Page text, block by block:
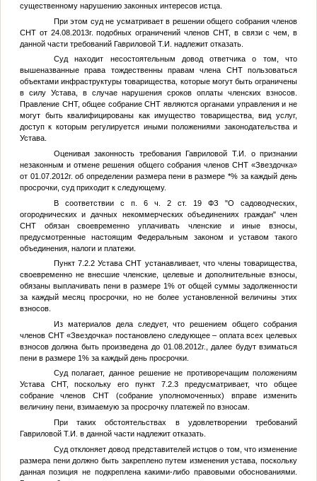
существенному нарушению законных интересов истца.
При этом суд не усматривает в решении общего собрания членов
СНТ от 24.08.2013г. подобных ограничений членов СНТ, в связи с чем, в
данной части требований Гавриловой Т.И. надлежит отказать.
Суд находит несостоятельным довод ответчика о том, что
вышеназванные права тождественны правам члена СНТ пользоваться
объектами инфраструктуры товарищества, которые могут быть ограничены
в силу Устава, в случае нарушения сроков оплаты членских взносов.
Правление СНТ, общее собрание СНТ являются органами управления и не
могут быть квалифицированы как имущество товарищества, вид услуг,
доступ к которым регулируется иными положениями законодательства и
Устава.
Оценивая законность требования Гавриловой Т.И. о признании
незаконным и отмене решения общего собрания членов СНТ «Звездочка»
от 01.07.2012г. об определении размера пени в размере*% за каждый день
просрочки, суд приходит к следующему.
В соответствии с п. 6 ч. 2 ст. 19 ФЗ "О садоводческих,
огороднических и дачных некоммерческих объединениях граждан" член
СНТ обязан своевременно уплачивать членские и иные взносы,
предусмотренные настоящим Федеральным законом и уставом такого
объединения, налоги и платежи.
Пункт 7.2.2 Устава СНТ устанавливает, что члены товарищества,
своевременно не внесшие членские, целевые и дополнительные взносы,
обязаны выплачивать пени в размере 1% от общей суммы задолженности
за каждый месяц просрочки, но не более установленной величины этих
взносов.
Из материалов дела следует, что решением общего собрания
членов СНТ «Звездочка» постановлено следующее – оплата всех целевых
взносов должна быть произведена до 01.08.2012г., далее будут взиматься
пени в размере 1% за каждый день просрочки.
Суд полагает, данное решение не противоречащим положениям
Устава СНТ, поскольку его пункт 7.2.3 предусматривает, что общее
собрание членов СНТ (собрание уполномоченных) вправе изменить
величину пени, взимаемую за просрочку платежей по взносам.
При таких обстоятельствах в удовлетворении требований
Гавриловой Т.И. в данной части надлежит отказать.
Суд отклоняет довод представителей истцов о том, что изменение
размера пени должно быть закреплено путем изменения устава, поскольку
данная позиция не подкреплена какими-либо правовыми обоснованиями.